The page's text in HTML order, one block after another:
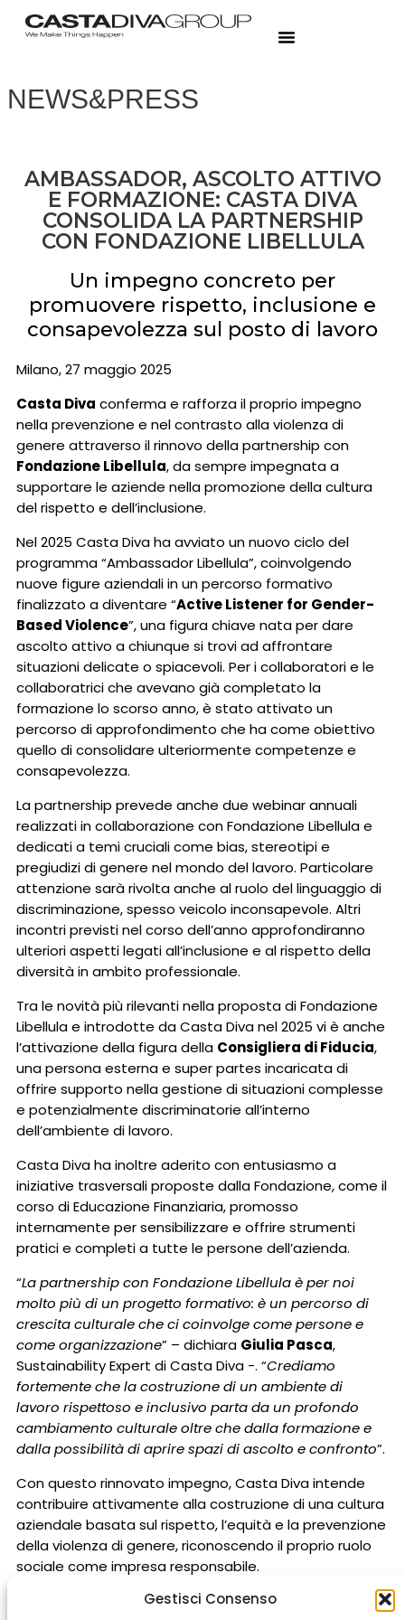
Gestisci Consenso
NEWS&PRESS
AMBASSADOR, ASCOLTO ATTIVO
E FORMAZIONE: CASTA DIVA
CONSOLIDA LA PARTNERSHIP
CON FONDAZIONE LIBELLULA
Un impegno concreto per
promuovere rispetto, inclusione e
consapevolezza sul posto di lavoro
Milano, 27 maggio 2025
Casta Diva conferma e rafforza il proprio impegno
nella prevenzione e nel contrasto alla violenza di
genere attraverso il rinnovo della partnership con
Fondazione Libellula, da sempre impegnata a
supportare le aziende nella promozione della cultura
del rispetto e dell’inclusione.
Nel 2025 Casta Diva ha avviato un nuovo ciclo del
programma “Ambassador Libellula”, coinvolgendo
nuove figure aziendali in un percorso formativo
finalizzato a diventare “Active Listener for Gender-
Based Violence”, una figura chiave nata per dare
ascolto attivo a chiunque si trovi ad affrontare
situazioni delicate o spiacevoli. Per i collaboratori e le
collaboratrici che avevano già completato la
formazione lo scorso anno, è stato attivato un
percorso di approfondimento che ha come obiettivo
quello di consolidare ulteriormente competenze e
consapevolezza.
La partnership prevede anche due webinar annuali
realizzati in collaborazione con Fondazione Libellula e
dedicati a temi cruciali come bias, stereotipi e
pregiudizi di genere nel mondo del lavoro. Particolare
attenzione sarà rivolta anche al ruolo del linguaggio di
discriminazione, spesso veicolo inconsapevole. Altri
incontri previsti nel corso dell’anno approfondiranno
ulteriori aspetti legati all’inclusione e al rispetto della
diversità in ambito professionale.
Tra le novità più rilevanti nella proposta di Fondazione
Libellula e introdotte da Casta Diva nel 2025 vi è anche
l’attivazione della figura della Consigliera di Fiducia,
una persona esterna e super partes incaricata di
offrire supporto nella gestione di situazioni complesse
e potenzialmente discriminatorie all’interno
dell’ambiente di lavoro.
Casta Diva ha inoltre aderito con entusiasmo a
iniziative trasversali proposte dalla Fondazione, come il
corso di Educazione Finanziaria, promosso
internamente per sensibilizzare e offrire strumenti
pratici e completi a tutte le persone dell’azienda.
“La partnership con Fondazione Libellula è per noi
molto più di un progetto formativo: è un percorso di
crescita culturale che ci coinvolge come persone e
come organizzazione” – dichiara Giulia Pasca,
Sustainability Expert di Casta Diva -. “Crediamo
fortemente che la costruzione di un ambiente di
lavoro rispettoso e inclusivo parta da un profondo
cambiamento culturale oltre che dalla formazione e
dalla possibilità di aprire spazi di ascolto e confronto”.
Con questo rinnovato impegno, Casta Diva intende
contribuire attivamente alla costruzione di una cultura
aziendale basata sul rispetto, l’equità e la prevenzione
della violenza di genere, riconoscendo il proprio ruolo
sociale come impresa responsabile.